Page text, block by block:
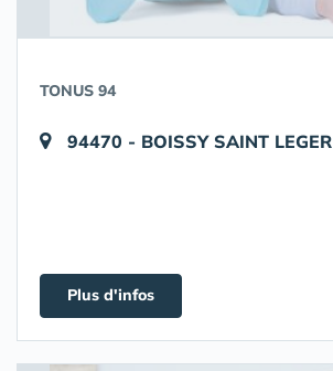
TONUS 94
94470 - BOISSY SAINT LEGER
Plus d'infos